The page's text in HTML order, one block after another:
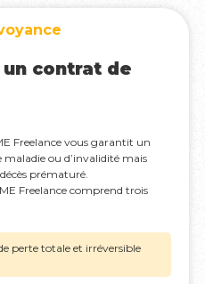
contrat de
Freelance vous garantit un
ou d’invalidité mais
prématuré.
Freelance comprend trois
perte totale et irréversible